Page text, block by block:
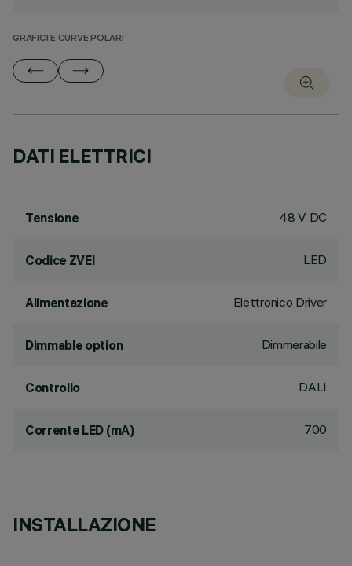
GRAFICI E CURVE POLARI
DATI ELETTRICI
Tensione 48 V DC
Codice ZVEI LED
Alimentazione Elettronico Driver
Dimmable option Dimmerabile
Controllo DALI
Corrente LED (mA) 700
INSTALLAZIONE